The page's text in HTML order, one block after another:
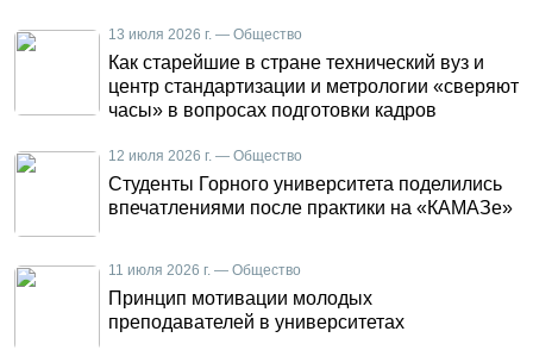
13 июля 2026 г. — Общество
Как старейшие в стране технический вуз и
центр стандартизации и метрологии «сверяют
часы» в вопросах подготовки кадров
12 июля 2026 г. — Общество
Студенты Горного университета поделились
впечатлениями после практики на «КАМАЗе»
11 июля 2026 г. — Общество
Принцип мотивации молодых
преподавателей в университетах